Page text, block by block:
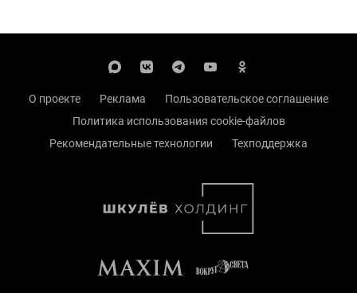
О проекте Реклама
Пользовательское соглашение
Политика использования cookie-файлов
Рекомендательные технологии
Техподдержка